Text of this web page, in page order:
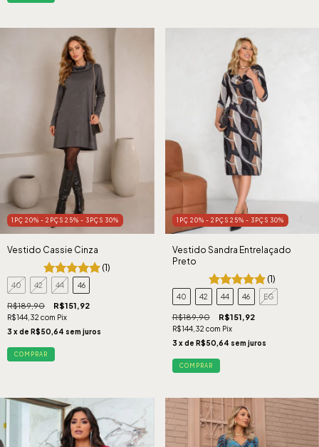
1PÇ 20% - 2PÇS 25% - 3PÇS 30%
Vestido Cassie Cinza
(1)
40 42 44 46
R$189,90 R$151,92
R$144,32 com Pix
3 x de R$50,64 sem juros
COMPRAR
1PÇ 20% - 2PÇS 25% - 3PÇS 30%
Vestido Sandra Entrelaçado
Preto
(1)
40 42 44 46 EG
R$189,90 R$151,92
R$144,32 com Pix
3 x de R$50,64 sem juros
COMPRAR